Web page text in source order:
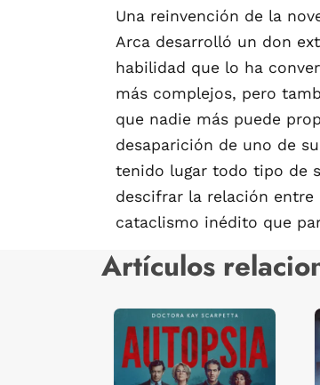
Una reinvención de la
Arca desarrolló un don
habilidad que lo ha
más complejos, pero
que nadie más puede
desaparición de uno de
tenido lugar todo tipo de
descifrar la relación entre
cataclismo inédito que
Artículos